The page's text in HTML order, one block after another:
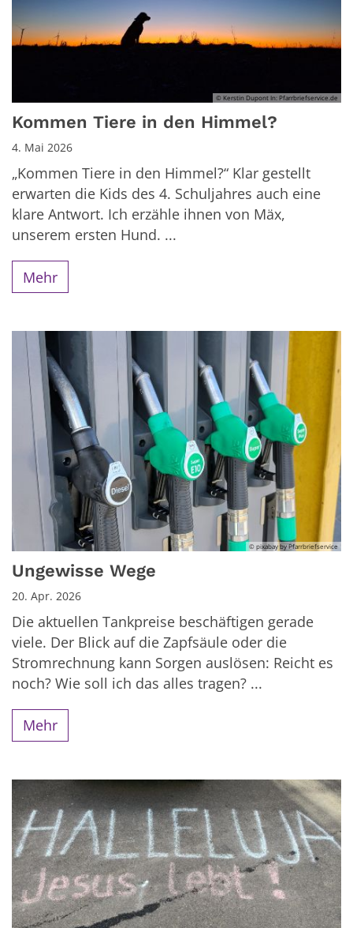
© Kerstin Dupont In: Pfarrbriefservice.de
Kommen Tiere in den Himmel?
4. Mai 2026
„Kommen Tiere in den Himmel?“ Klar gestellt
erwarten die Kids des 4. Schuljahres auch eine
klare Antwort. Ich erzähle ihnen von Mäx,
unserem ersten Hund. ...
Mehr
© pixabay by Pfarrbriefservice
Ungewisse Wege
20. Apr. 2026
Die aktuellen Tankpreise beschäftigen gerade
viele. Der Blick auf die Zapfsäule oder die
Stromrechnung kann Sorgen auslösen: Reicht es
noch? Wie soll ich das alles tragen? ...
Mehr